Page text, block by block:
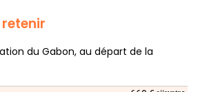
du Gabon, au départ de la